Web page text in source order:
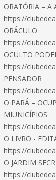
ORATÓRIA – A
https://
ORÁCULO
https://
OCULTO
https://
PENSADOR
https://
O PARÁ –
MIUNICÍPIOS
https://
O LIVRO -
https://
O JARDIM
https://